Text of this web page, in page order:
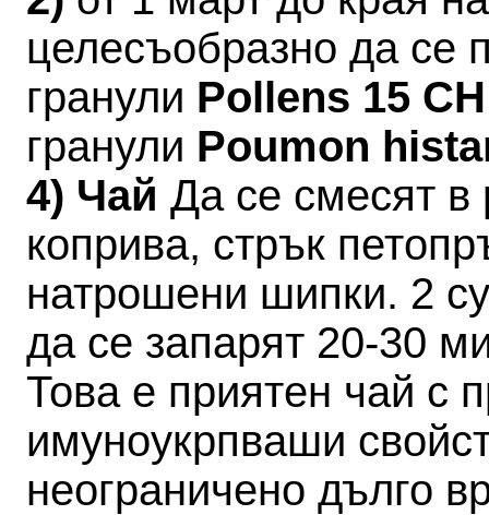
целесъобразно да се
гранули Pollens 15
гранули Poumon
4) Чай Да се смесят в
коприва, стрък
натрошени шипки. 2
да се запарят 20-30
Това е приятен чай с
имуноукрпваши
неограничено дълго